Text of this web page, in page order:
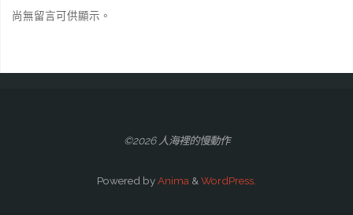
尚無留言可供顯示。
©2026 人海裡的慢動作
Powered byAnima & WordPress.